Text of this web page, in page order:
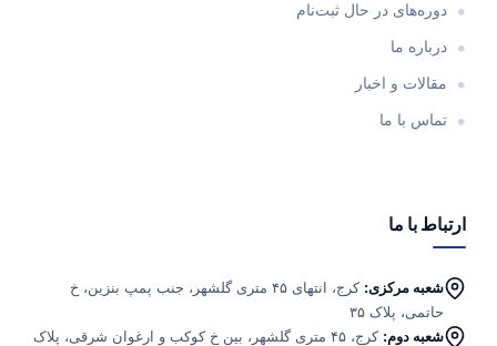
دوره‌های در حال ثبت‌نام
درباره ما
مقالات و اخبار
تماس با ما
ارتباط با ما
شعبه مرکزی:
کرج، انتهای ۴۵ متری گلشهر، جنب پمپ بنزین، خ
حاتمی، پلاک ۳۵
شعبه دوم:
کرج، ۴۵ متری گلشهر، بین خ کوکب و ارغوان شرقی، پلاک